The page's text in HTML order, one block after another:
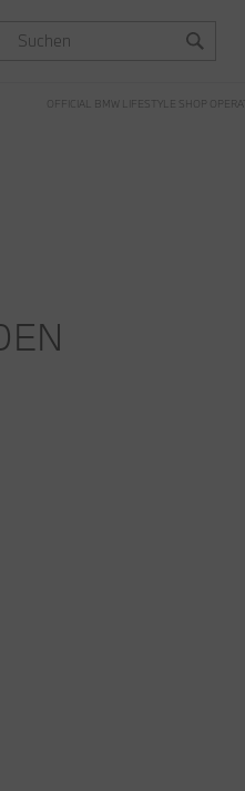
OFFICIAL BMW LIFESTYLE SHOP